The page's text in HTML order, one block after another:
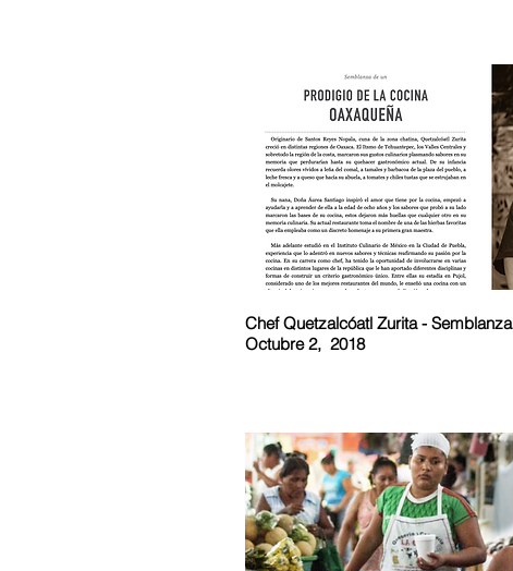
Chef Quetzalcóatl Zurita - Semblanza
Octubre 2, 2018